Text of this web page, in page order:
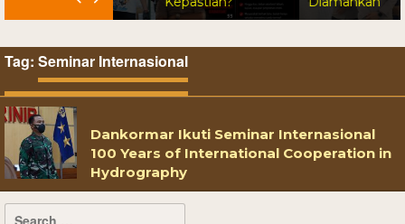
Tag: Seminar Internasional
Dankormar Ikuti Seminar Internasional
100 Years of International Cooperation in
Hydrography